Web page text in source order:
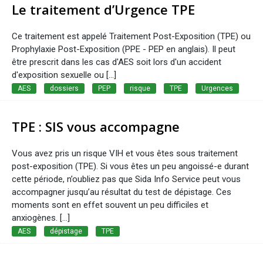
Le traitement d’Urgence TPE
Ce traitement est appelé Traitement Post-Exposition (TPE) ou
Prophylaxie Post-Exposition (PPE - PEP en anglais). Il peut
être prescrit dans les cas d'AES soit lors d'un accident
d'exposition sexuelle ou [...]
AES dossiers PEP risque TPE Urgences
TPE : SIS vous accompagne
Vous avez pris un risque VIH et vous êtes sous traitement
post-exposition (TPE). Si vous êtes un peu angoissé-e durant
cette période, n’oubliez pas que Sida Info Service peut vous
accompagner jusqu’au résultat du test de dépistage. Ces
moments sont en effet souvent un peu difficiles et
anxiogènes. [...]
AES dépistage TPE